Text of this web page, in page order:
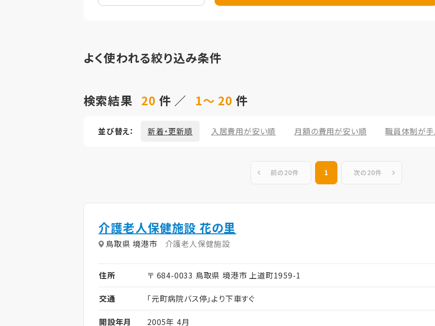
よく使われる絞り込み条件
検索結果 20 件 ／ 1～ 20 件
並び替え： 新着・更新順 入居費用が安い順 月額の費用が安い順 職員体制が
前の20件 1 次の20件
介護老人保健施設 花の里
鳥取県 境港市 介護老人保健施設
住所
〒 684-0033 鳥取県 境港市 上道町1959-1
交通
「元町病院バス停」より下車すぐ
開設年月
2005年 4月